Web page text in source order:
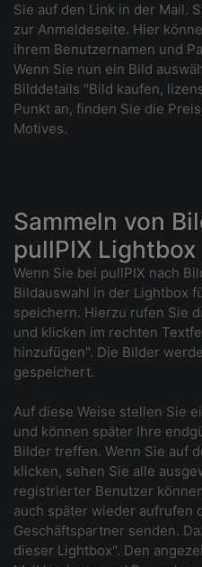
Sie auf den Link in der Mail.
zur Anmeldeseite. Hier
ihrem Benutzernamen und
Wenn Sie nun ein Bild
Bilddetails "Bild kaufen,
Punkt an, finden Sie die
Motives.
Sammeln von
pullPIX Lightbox
Wenn Sie bei pullPIX nach
Bildauswahl in der Lightbox
speichern. Hierzu rufen Sie
und klicken im rechten
hinzufügen". Die Bilder
gespeichert.
Auf diese Weise stellen Sie
und können später Ihre
Bilder treffen. Wenn Sie auf
klicken, sehen Sie alle
registrierter Benutzer
auch später wieder aufrufen
Geschäftspartner senden.
dieser Lightbox". Den